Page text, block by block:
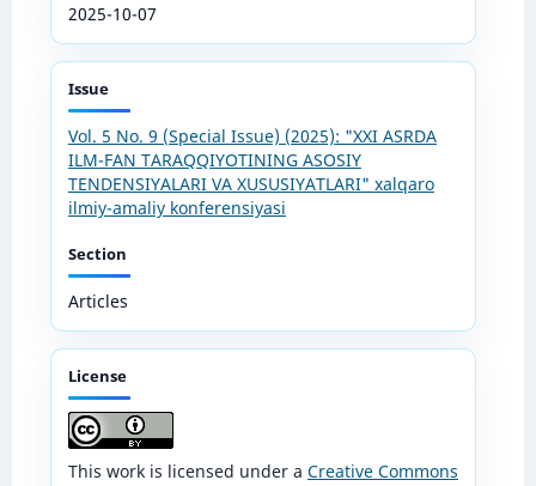
2025-10-07
Issue
Vol. 5 No. 9 (Special Issue) (2025): "XXI ASRDA
ILM-FAN TARAQQIYOTINING ASOSIY
TENDENSIYALARI VA XUSUSIYATLARI" xalqaro
ilmiy-amaliy konferensiyasi
Section
Articles
License
This work is licensed under a Creative Commons